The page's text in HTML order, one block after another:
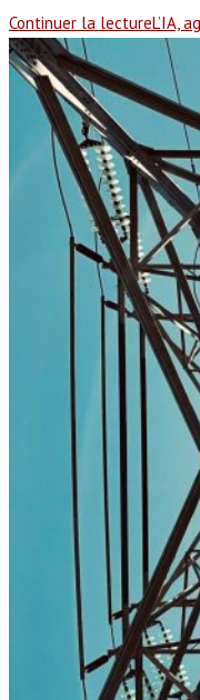
Continuer la lectureL’IA,